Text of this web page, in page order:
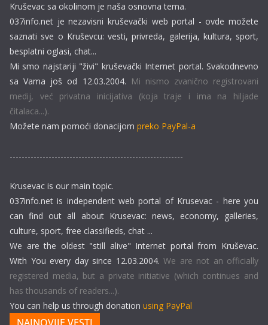
Kruševac sa okolinom je naša osnovna tema.
037info.net je nezavisni kruševački web portal - ovde možete
saznati sve o Kruševcu: vesti, privreda, galerija, kultura, sport,
besplatni oglasi, chat...
Mi smo najstariji "živi" kruševački Internet portal. Svakodnevno
sa Vama još od 12.03.2004. Mi nismo zvanično registrovani
medij, već privatna inicijativa (koja traje i ima na hiljade
čitalaca...).
Možete nam pomoći donacijom preko PayPal-a
----------------------------------------------------------
Krusevac is our main topic.
037info.net is independent web portal of Krusevac - here you
can find out all about Krusevac: news, economy, galleries,
culture, sport, free classifieds, chat ...
We are the oldest "still alive" Internet portal from Kruševac.
With You every day since 12.03.2004. We are not an officially
registered media, but a private initiative (which continues and
has thousands of readers...).
You can help us through donation using PayPal